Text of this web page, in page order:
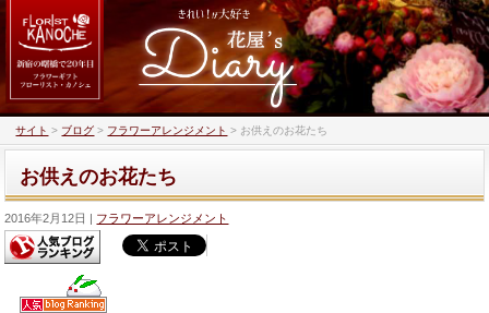
サイト > ブログ > フラワーアレンジメント > お供えのお花たち
お供えのお花たち
2016年2月12日 フラワーアレンジメント